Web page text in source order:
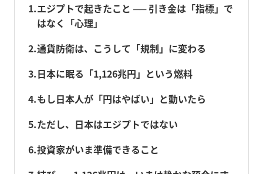
1 エジプトで起きたこと ── 引き金は「指標」で
はなく「心理」
2 通貨防衛は、こうして「規制」に変わる
3 日本に眠る「1,126兆円」という燃料
4 もし日本人が「円はやばい」と動いたら
5 ただし、日本はエジプトではない
6 投資家がいま準備できること